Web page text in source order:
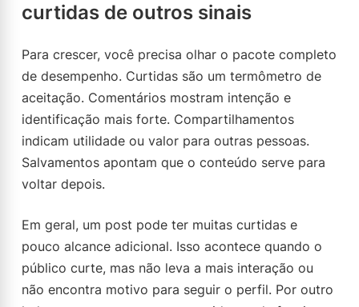
curtidas de outros sinais
Para crescer, você precisa olhar o pacote completo
de desempenho. Curtidas são um termômetro de
aceitação. Comentários mostram intenção e
identificação mais forte. Compartilhamentos
indicam utilidade ou valor para outras pessoas.
Salvamentos apontam que o conteúdo serve para
voltar depois.
Em geral, um post pode ter muitas curtidas e
pouco alcance adicional. Isso acontece quando o
público curte, mas não leva a mais interação ou
não encontra motivo para seguir o perfil. Por outro